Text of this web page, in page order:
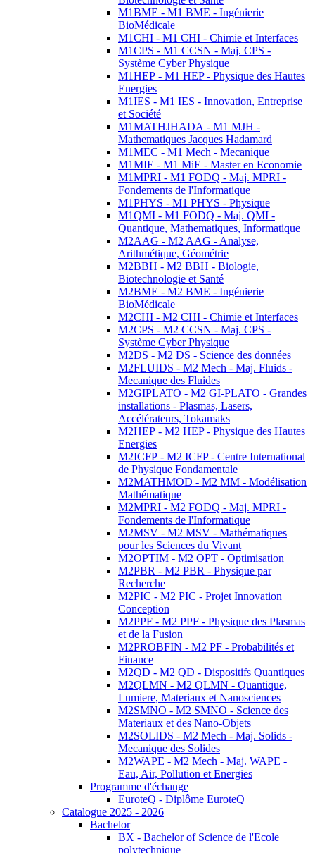
M1BME - M1 BME - Ingénierie
BioMédicale
M1CHI - M1 CHI - Chimie et Interfaces
M1CPS - M1 CCSN - Maj. CPS -
Système Cyber Physique
M1HEP - M1 HEP - Physique des Hautes
Energies
M1IES - M1 IES - Innovation, Entreprise
et Société
M1MATHJHADA - M1 MJH -
Mathematiques Jacques Hadamard
M1MEC - M1 Mech - Mecanique
M1MIE - M1 MiE - Master en Economie
M1MPRI - M1 FODQ - Maj. MPRI -
Fondements de l'Informatique
M1PHYS - M1 PHYS - Physique
M1QMI - M1 FODQ - Maj. QMI -
Quantique, Mathematiques, Informatique
M2AAG - M2 AAG - Analyse,
Arithmétique, Géométrie
M2BBH - M2 BBH - Biologie,
Biotechnologie et Santé
M2BME - M2 BME - Ingénierie
BioMédicale
M2CHI - M2 CHI - Chimie et Interfaces
M2CPS - M2 CCSN - Maj. CPS -
Système Cyber Physique
M2DS - M2 DS - Science des données
M2FLUIDS - M2 Mech - Maj. Fluids -
Mecanique des Fluides
M2GIPLATO - M2 GI-PLATO - Grandes
installations - Plasmas, Lasers,
Accélérateurs, Tokamaks
M2HEP - M2 HEP - Physique des Hautes
Energies
M2ICFP - M2 ICFP - Centre International
de Physique Fondamentale
M2MATHMOD - M2 MM - Modélisation
Mathématique
M2MPRI - M2 FODQ - Maj. MPRI -
Fondements de l'Informatique
M2MSV - M2 MSV - Mathématiques
pour les Sciences du Vivant
M2OPTIM - M2 OPT - Optimisation
M2PBR - M2 PBR - Physique par
Recherche
M2PIC - M2 PIC - Projet Innovation
Conception
M2PPF - M2 PPF - Physique des Plasmas
et de la Fusion
M2PROBFIN - M2 PF - Probabilités et
Finance
M2QD - M2 QD - Dispositifs Quantiques
M2QLMN - M2 QLMN - Quantique,
Lumiere, Materiaux et Nanosciences
M2SMNO - M2 SMNO - Science des
Materiaux et des Nano-Objets
M2SOLIDS - M2 Mech - Maj. Solids -
Mecanique des Solides
M2WAPE - M2 Mech - Maj. WAPE -
Eau, Air, Pollution et Energies
Programme d'échange
EuroteQ - Diplôme EuroteQ
Catalogue 2025 - 2026
Bachelor
BX - Bachelor of Science de l'Ecole
polytechnique